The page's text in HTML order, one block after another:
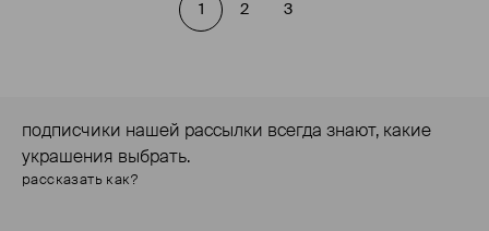
1 2 3
подписчики нашей рассылки всегда знают, какие
украшения выбрать.
рассказать как?